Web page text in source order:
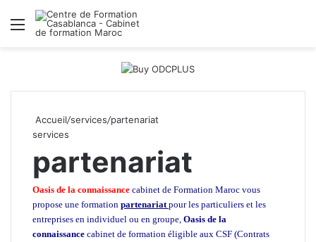
Menu
Accueil/services/partenariat
services
partenariat
Oasis de la connaissance cabinet de Formation Maroc vous
propose une formation partenariat pour les particuliers et les
entreprises en individuel ou en groupe, Oasis de la
connaissance cabinet de formation éligible aux CSF (Contrats